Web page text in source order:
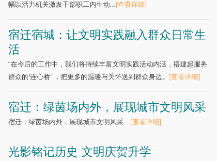
幅以活力机关激发干部职工内生动... [查看详细]
宿迁宿城：让文明实践融入群众日常生
活
“在今后的工作中，我们将持续丰富文明实践活动内涵，搭建起服务
群众的‘连心桥’ ，把更多的温暖与关怀送到群众身边。 [查看详细]
宿迁：绿茵场内外，展现城市文明风采
宿迁：绿茵场内外，展现城市文明风采… [查看详细]
光影铭记历史 文明庆贺升学